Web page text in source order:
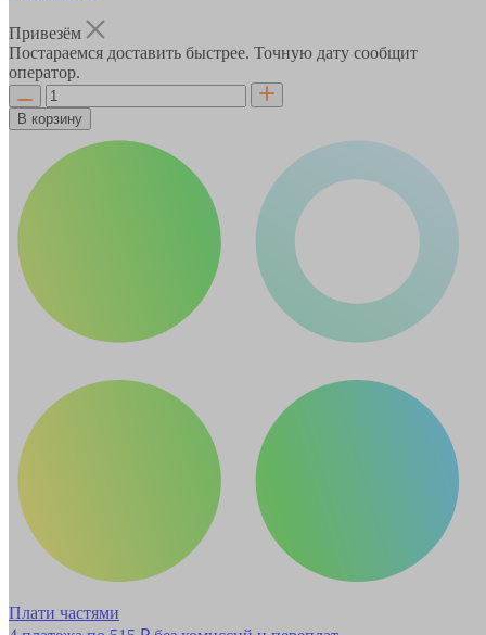
Привезём
Постараемся доставить быстрее. Точную дату сообщит
оператор.
В корзину
Плати частями